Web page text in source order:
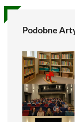
Podobne